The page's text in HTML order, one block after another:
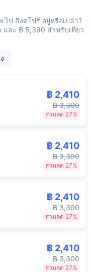
ไป สิงคโปร์ อยู่หรือเปล่า?
และ ฿ 5,390 สำหรับเที่ยว
฿ 2,410
฿ 3,300
ส่วนลด 27%
฿ 2,410
฿ 3,300
ส่วนลด 27%
฿ 2,410
฿ 3,300
ส่วนลด 27%
฿ 2,410
฿ 3,300
ส่วนลด 27%